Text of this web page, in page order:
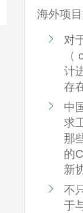
海外项
对
计
存
中
求
那
的
新
不
于